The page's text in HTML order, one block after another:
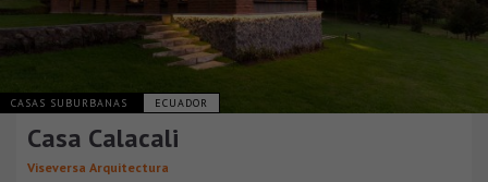
CASAS SUBURBANAS ECUADOR
Casa Calacali
Viseversa Arquitectura